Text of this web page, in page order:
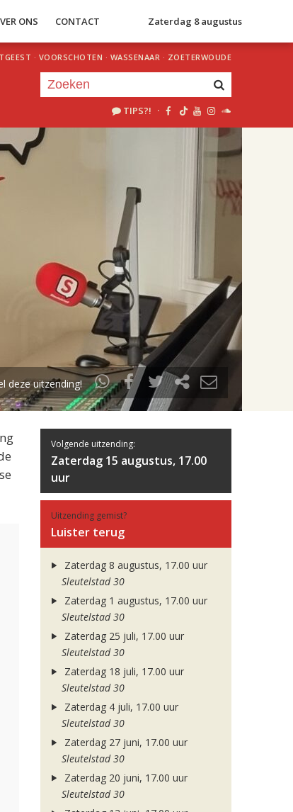
ONS CONTACT Zaterdag 8 augustus
· VOORSCHOTEN · WASSENAAR · ZOETERWOUDE
TIPS?! ·
uur 1 van 2
Volgend uur
deze uitzending!
Volgende uitzending:
Zaterdag 15 augustus, 17.00
uur
Uitzending gemist?
Luister terug
Zaterdag 8 augustus, 17.00 uur
Sleutelstad 30
Zaterdag 1 augustus, 17.00 uur
Sleutelstad 30
Zaterdag 25 juli, 17.00 uur
Sleutelstad 30
Zaterdag 18 juli, 17.00 uur
Sleutelstad 30
Zaterdag 4 juli, 17.00 uur
Sleutelstad 30
Zaterdag 27 juni, 17.00 uur
Sleutelstad 30
Zaterdag 20 juni, 17.00 uur
Sleutelstad 30